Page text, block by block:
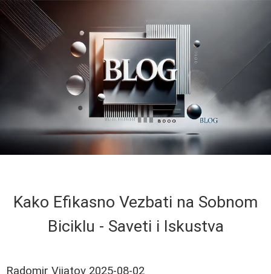
Kako Efikasno Vezbati na Sobnom
Biciklu - Saveti i Iskustva
Radomir Vijatov 2025-08-02